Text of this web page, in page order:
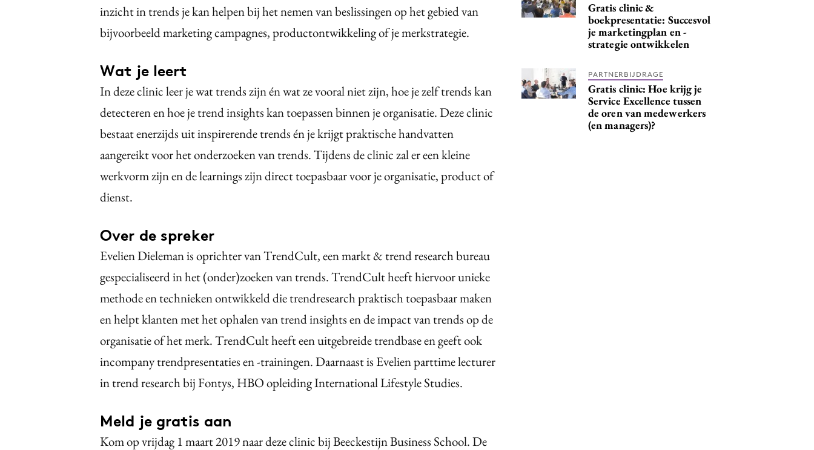
inzicht in trends je kan helpen bij het nemen van beslissingen op het gebied van
bijvoorbeeld marketing campagnes, productontwikkeling of je merkstrategie.
Wat je leert
In deze clinic leer je wat trends zijn én wat ze vooral niet zijn, hoe je zelf trends kan
detecteren en hoe je trend insights kan toepassen binnen je organisatie. Deze clinic
bestaat enerzijds uit inspirerende trends én je krijgt praktische handvatten
aangereikt voor het onderzoeken van trends. Tijdens de clinic zal er een kleine
werkvorm zijn en de learnings zijn direct toepasbaar voor je organisatie, product of
dienst.
Over de spreker
Evelien Dieleman is oprichter van TrendCult, een markt & trend research bureau
gespecialiseerd in het (onder)zoeken van trends. TrendCult heeft hiervoor unieke
methode en technieken ontwikkeld die trendresearch praktisch toepasbaar maken
en helpt klanten met het ophalen van trend insights en de impact van trends op de
organisatie of het merk. TrendCult heeft een uitgebreide trendbase en geeft ook
incompany trendpresentaties en -trainingen. Daarnaast is Evelien parttime lecturer
in trend research bij Fontys, HBO opleiding International Lifestyle Studies.
Meld je gratis aan
Kom op vrijdag 1 maart 2019 naar deze clinic bij Beeckestijn Business School. De
Gratis clinic &
boekpresentatie: Succesvol
je marketingplan en -
strategie ontwikkelen
PARTNERBIJDRAGE
Gratis clinic: Hoe krijg je
Service Excellence tussen
de oren van medewerkers
(en managers)?